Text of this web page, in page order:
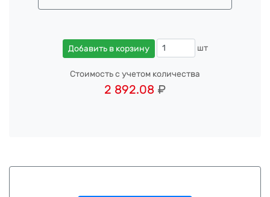
Добавить в корзину шт
Стоимость с учетом количества
2 892.08 ₽